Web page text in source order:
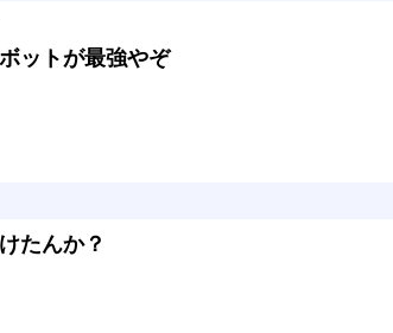
ットが最強やぞ
たんか？